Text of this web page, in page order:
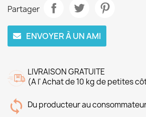
Partager
ENVOYER À UN AMI
LIVRAISON GRATUITE
(A l' Achat de 10 kg de petites
Du producteur au